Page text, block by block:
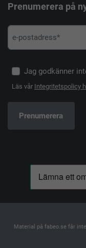
Prenumerera på
Jag godkänner
Läs vår Integritetspolicy
Material på fabeo.se får